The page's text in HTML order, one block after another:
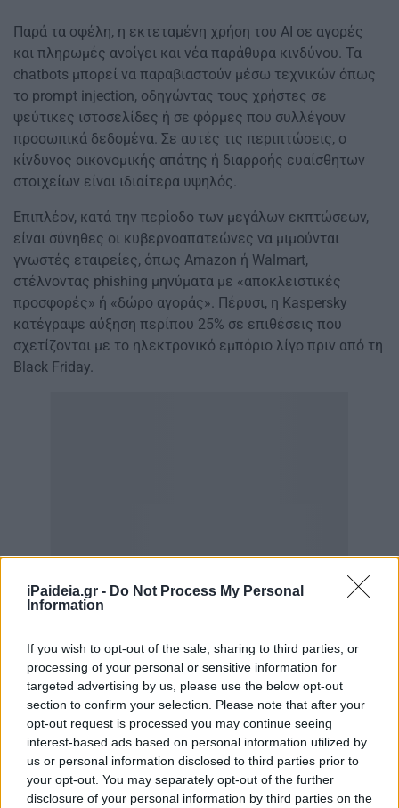
iPaideia.gr - Do Not Process My Personal
Information
If you wish to opt-out of the sale, sharing to third parties, or
processing of your personal or sensitive information for
targeted advertising by us, please use the below opt-out
section to confirm your selection. Please note that after your
opt-out request is processed you may continue seeing
interest-based ads based on personal information utilized by
us or personal information disclosed to third parties prior to
your opt-out. You may separately opt-out of the further
disclosure of your personal information by third parties on the
Παρά τα οφέλη, η εκτεταμένη χρήση του AI σε αγορές
και πληρωμές ανοίγει και νέα παράθυρα κινδύνου. Τα
chatbots μπορεί να παραβιαστούν μέσω τεχνικών όπως
το prompt injection, οδηγώντας τους χρήστες σε
ψεύτικες ιστοσελίδες ή σε φόρμες που συλλέγουν
προσωπικά δεδομένα. Σε αυτές τις περιπτώσεις, ο
κίνδυνος οικονομικής απάτης ή διαρροής ευαίσθητων
στοιχείων είναι ιδιαίτερα υψηλός.
Επιπλέον, κατά την περίοδο των μεγάλων εκπτώσεων,
είναι σύνηθες οι κυβερνοαπατεώνες να μιμούνται
γνωστές εταιρείες, όπως Amazon ή Walmart,
στέλνοντας phishing μηνύματα με «αποκλειστικές
προσφορές» ή «δώρο αγοράς». Πέρυσι, η Kaspersky
κατέγραψε αύξηση περίπου 25% σε επιθέσεις που
σχετίζονται με το ηλεκτρονικό εμπόριο λίγο πριν από τη
Black Friday.